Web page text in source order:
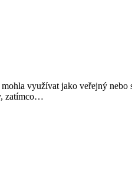
využívat jako veřejný
zatímco…